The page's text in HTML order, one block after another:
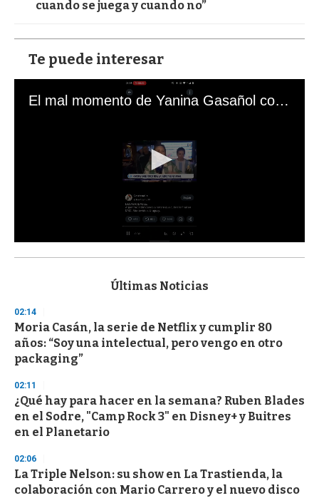
cuando se juega y cuando no”
Te puede interesar
El mal momento de Yanina Gasañol con un hincha argentino en "Subrayado"
s
d
s
o
f
3
s
c
o
n
Últimas Noticias
02:14
Moria Casán, la serie de Netflix y cumplir 80
años: “Soy una intelectual, pero vengo en otro
packaging”
02:11
¿Qué hay para hacer en la semana? Ruben Blades
en el Sodre, "Camp Rock 3" en Disney+ y Buitres
en el Planetario
02:06
La Triple Nelson: su show en La Trastienda, la
colaboración con Mario Carrero y el nuevo disco